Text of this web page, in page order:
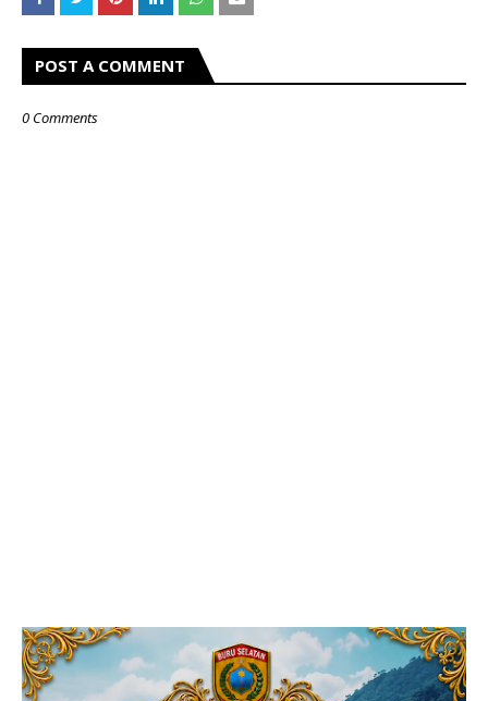
POST A COMMENT
0 Comments